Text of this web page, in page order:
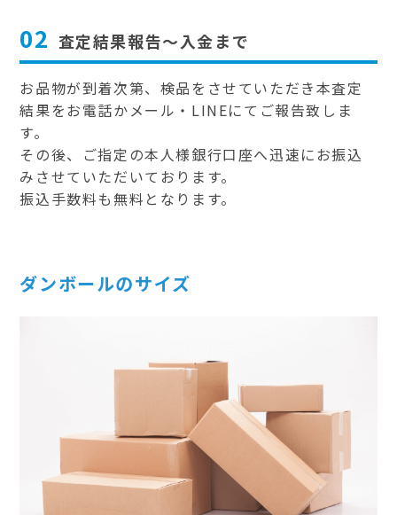
02 査定結果報告～入金まで
お品物が到着次第、検品をさせていただき本査定
結果をお電話かメール・LINEにてご報告致しま
す。
その後、ご指定の本人様銀行口座へ迅速にお振込
みさせていただいております。
振込手数料も無料となります。
ダンボールのサイズ